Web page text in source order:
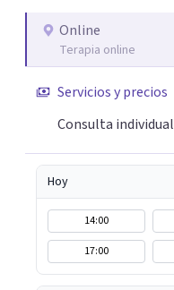
Online
Terapia online
Servicios y precios
Consulta individual
Hoy
14:00
17:00